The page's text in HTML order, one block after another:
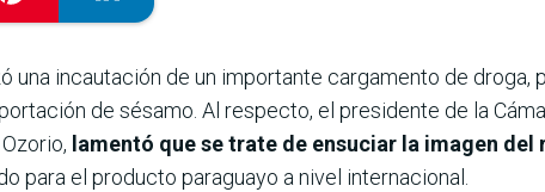
una incautación de un importante cargamento de droga,
de sésamo. Al respecto, el presidente de la
lamentó que se trate de ensuciar la imagen del
para el producto paraguayo a nivel internacional.